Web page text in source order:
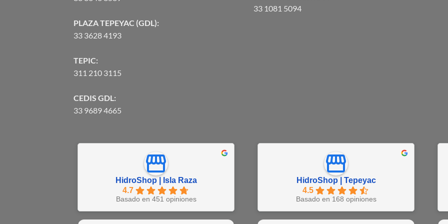
PLAZA TEPEYAC (GDL):
33 3628 4193
TEPIC:
311 210 3115
CEDIS GDL:
33 9689 4665
33 1081 5094
HidroShop | Isla Raza
4.7
Basado en 451 opiniones
HidroShop | Tepeyac
4.5
Basado en 168 opiniones